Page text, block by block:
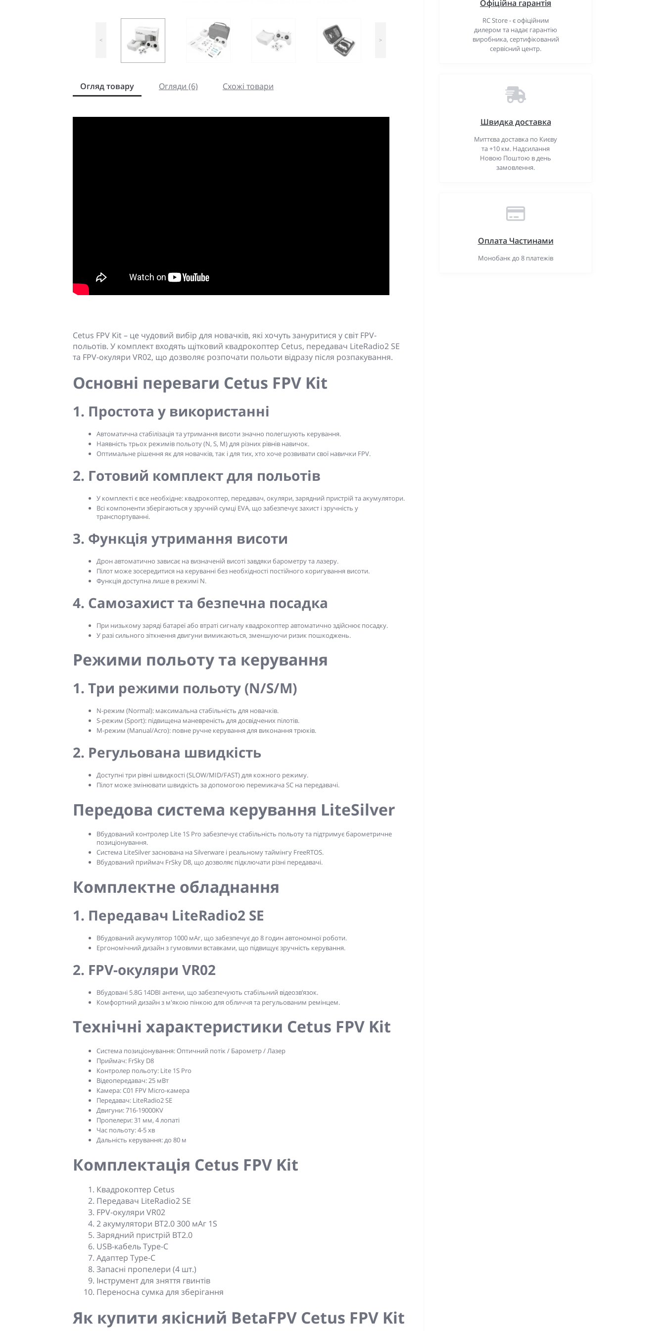
< >
Огляд товару Огляди (6) Схожі товари
Cetus FPV Kit – це чудовий вибір для новачків, які хочуть зануритися у світ FPV-
польотів. У комплект входять щітковий квадрокоптер Cetus, передавач LiteRadio2 SE
та FPV-окуляри VR02, що дозволяє розпочати польоти відразу після розпакування.
Основні переваги Cetus FPV Kit
1. Простота у використанні
Автоматична стабілізація та утримання висоти значно полегшують керування.
Наявність трьох режимів польоту (N, S, M) для різних рівнів навичок.
Оптимальне рішення як для новачків, так і для тих, хто хоче розвивати свої навички FPV.
2. Готовий комплект для польотів
У комплекті є все необхідне: квадрокоптер, передавач, окуляри, зарядний пристрій та акумулятори.
Всі компоненти зберігаються у зручній сумці EVA, що забезпечує захист і зручність у
транспортуванні.
3. Функція утримання висоти
Дрон автоматично зависає на визначеній висоті завдяки барометру та лазеру.
Пілот може зосередитися на керуванні без необхідності постійного коригування висоти.
Функція доступна лише в режимі N.
4. Самозахист та безпечна посадка
При низькому заряді батареї або втраті сигналу квадрокоптер автоматично здійснює посадку.
У разі сильного зіткнення двигуни вимикаються, зменшуючи ризик пошкоджень.
Режими польоту та керування
1. Три режими польоту (N/S/M)
N-режим (Normal): максимальна стабільність для новачків.
S-режим (Sport): підвищена маневреність для досвідчених пілотів.
M-режим (Manual/Acro): повне ручне керування для виконання трюків.
2. Регульована швидкість
Доступні три рівні швидкості (SLOW/MID/FAST) для кожного режиму.
Пілот може змінювати швидкість за допомогою перемикача SC на передавачі.
Передова система керування LiteSilver
Вбудований контролер Lite 1S Pro забезпечує стабільність польоту та підтримує барометричне
позиціонування.
Система LiteSilver заснована на Silverware і реальному таймінгу FreeRTOS.
Вбудований приймач FrSky D8, що дозволяє підключати різні передавачі.
Комплектне обладнання
1. Передавач LiteRadio2 SE
Вбудований акумулятор 1000 мАг, що забезпечує до 8 годин автономної роботи.
Ергономічний дизайн з гумовими вставками, що підвищує зручність керування.
2. FPV-окуляри VR02
Вбудовані 5.8G 14DBI антени, що забезпечують стабільний відеозв’язок.
Комфортний дизайн з м'якою пінкою для обличчя та регульованим ремінцем.
Технічні характеристики Cetus FPV Kit
Система позиціонування:Оптичний потік / Барометр / Лазер
Приймач: FrSky D8
Контролер польоту: Lite 1S Pro
Відеопередавач:25 мВт
Камера:C01 FPV Micro-камера
Передавач: LiteRadio2 SE
Двигуни:716-19000KV
Пропелери:31 мм, 4 лопаті
Час польоту:4-5 хв
Дальність керування:до 80 м
Комплектація Cetus FPV Kit
Квадрокоптер Cetus
Передавач LiteRadio2 SE
FPV-окуляри VR02
2 акумулятори BT2.0 300 мАг 1S
Зарядний пристрій BT2.0
USB-кабель Type-C
Адаптер Type-C
Запасні пропелери (4 шт.)
Інструмент для зняття гвинтів
Переносна сумка для зберігання
Як купити якісний BetaFPV Cetus FPV Kit
Офіційна гарантія
RC Store - є офіційним
дилером та надає гарантію
виробника, сертифікований
сервісний центр.
Швидка доставка
Миттєва доставка по Києву
та +10 км. Надсилання
Новою Поштою в день
замовлення.
Оплата Частинами
Монобанк до 8 платежів